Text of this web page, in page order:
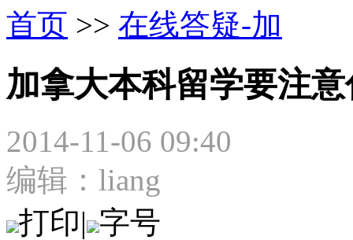
首页 >> 在线答疑-加
加拿大本科留学要注
2014-11-06 09:40
编辑：liang
打印| 字号